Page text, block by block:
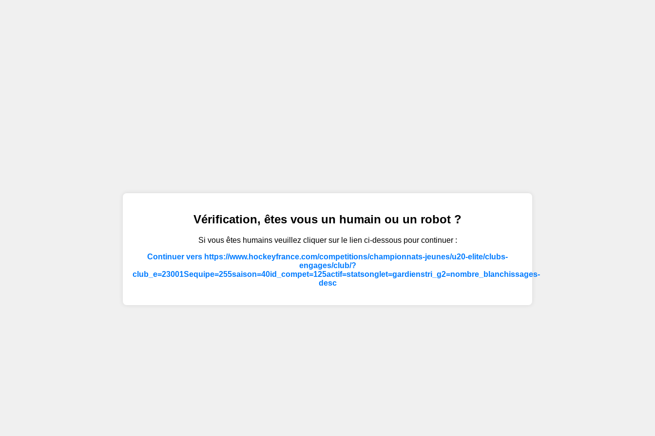
Vérification, êtes vous un humain ou un robot ?
Si vous êtes humains veuillez cliquer sur le lien ci-dessous pour continuer :
Continuer vers https://www.hockeyfrance.com/competitions/championnats-jeunes/u20-elite/clubs-
engages/club/?
club_e=23001Sequipe=255saison=40id_compet=125actif=statsonglet=gardienstri_g2=nombre_blanchissages-
desc